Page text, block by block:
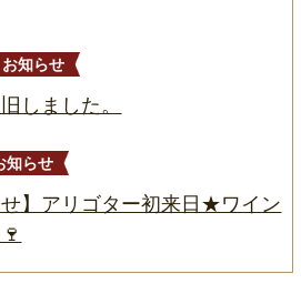
お知らせ
しました。
知らせ
せ】アリゴター初来日★ワイン